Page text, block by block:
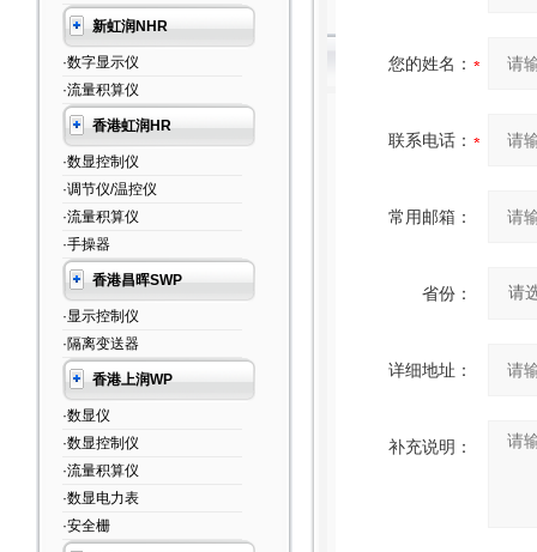
新虹润NHR
·数字显示仪
·流量积算仪
香港虹润HR
·数显控制仪
·调节仪/温控仪
·流量积算仪
·手操器
香港昌晖SWP
·显示控制仪
·隔离变送器
香港上润WP
·数显仪
·数显控制仪
·流量积算仪
·数显电力表
·安全栅
您的姓名：
联系电话：
常用邮箱：
省份：
详细地址：
补充说明：